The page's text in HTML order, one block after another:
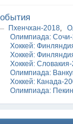
Пхенчхан-2018,
Олимпиада:
Хоккей:
Хоккей:
Хоккей:
Олимпиада:
Хоккей: Канада-
Олимпиада: